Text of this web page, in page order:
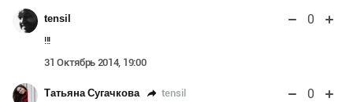
tensil 0
!!!
31 Октябрь 2014, 19:00
Татьяна Сугачкова tensil 0